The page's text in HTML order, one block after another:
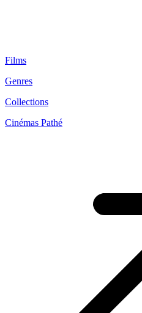
Films
Genres
Collections
Cinémas Pathé